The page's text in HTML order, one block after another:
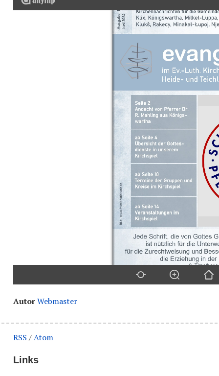
AutorWebmaster
RSS /Atom
Links